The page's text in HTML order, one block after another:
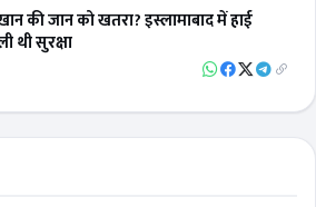
की जान को खतरा? इस्लामाबाद में हाई
थी सुरक्षा